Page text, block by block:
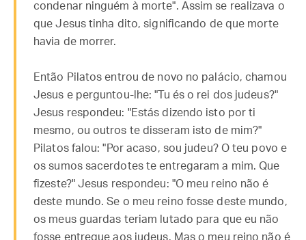
condenar ninguém à morte". Assim se realizava o
que Jesus tinha dito, significando de que morte
havia de morrer.
Então Pilatos entrou de novo no palácio, chamou
Jesus e perguntou-lhe: "Tu és o rei dos judeus?"
Jesus respondeu: "Estás dizendo isto por ti
mesmo, ou outros te disseram isto de mim?"
Pilatos falou: "Por acaso, sou judeu? O teu povo e
os sumos sacerdotes te entregaram a mim. Que
fizeste?" Jesus respondeu: "O meu reino não é
deste mundo. Se o meu reino fosse deste mundo,
os meus guardas teriam lutado para que eu não
fosse entregue aos judeus. Mas o meu reino não é